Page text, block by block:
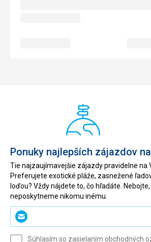
Ponuky najlepších zájazdov
Tie najzaujímavejšie zájazdy pravidelne na
Preferujete exotické pláže, zasnežené
loďou? Vždy nájdete to, čo hľadáte. Nebojte,
neposkytneme nikomu inému.
Zadajte
svoj
Súhlasím so zasielaním obchodných